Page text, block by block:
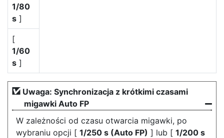
1/80
s ]
[
1/60
s ]
Uwaga: Synchronizacja z krótkimi czasami
migawki Auto FP
W zależności od czasu otwarcia migawki, po
wybraniu opcji [ 1/250 s (Auto FP) ] lub [ 1/200 s